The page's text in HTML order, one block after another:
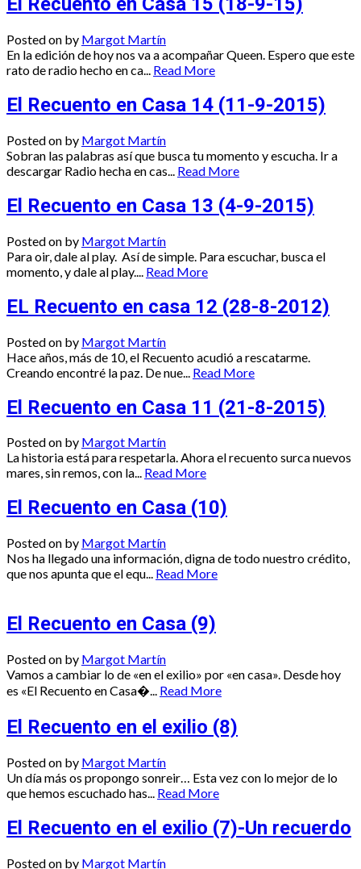
Posted on by Margot Martín
En la edición de hoy nos va a acompañar Queen. Espero que este
rato de radio hecho en ca... Read More
El Recuento en Casa 14 (11-9-2015)
Posted on by Margot Martín
Sobran las palabras así que busca tu momento y escucha. Ir a
descargar Radio hecha en cas... Read More
El Recuento en Casa 13 (4-9-2015)
Posted on by Margot Martín
Para oir, dale al play. Así de simple. Para escuchar, busca el
momento, y dale al play.... Read More
EL Recuento en casa 12 (28-8-2012)
Posted on by Margot Martín
Hace años, más de 10, el Recuento acudió a rescatarme.
Creando encontré la paz. De nue...
Read More
El Recuento en Casa 11 (21-8-2015)
Posted on by Margot Martín
La historia está para respetarla. Ahora el recuento surca nuevos
mares, sin remos, con la... Read More
El Recuento en Casa (10)
Posted on by Margot Martín
Nos ha llegado una información, digna de todo nuestro crédito,
que nos apunta que el equ... Read More
El Recuento en Casa (9)
Posted on by Margot Martín
Vamos a cambiar lo de «en el exilio» por «en casa». Desde hoy
es «El Recuento en Casa�... Read More
El Recuento en el exilio (8)
Posted on by Margot Martín
Un día más os propongo sonreir… Esta vez con lo mejor de lo
que hemos escuchado has... Read More
El Recuento en el exilio (7)-Un recuerdo
Posted on by Margot Martín